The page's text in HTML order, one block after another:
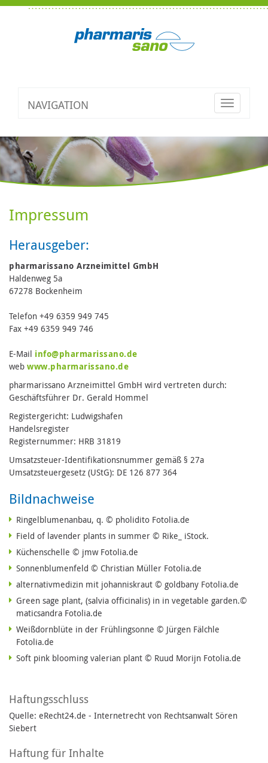
NAVIGATION
Toggle
Impressum
Herausgeber:
pharmarissano Arzneimittel GmbH
Haldenweg 5a
67278 Bockenheim
Telefon +49 6359 949 745
Fax +49 6359 949 746
E-Mail info@pharmarissano.de
web www.pharmarissano.de
pharmarissano Arzneimittel GmbH wird vertreten durch:
Geschäftsführer Dr. Gerald Hommel
Registergericht: Ludwigshafen
Handelsregister
Registernummer: HRB 31819
Umsatzsteuer-Identifikationsnummer gemäß § 27a
Umsatzsteuergesetz (UStG): DE 126 877 364
Bildnachweise
Ringelblumenanbau, q. © pholidito Fotolia.de
Field of lavender plants in summer © Rike_ iStock.
Küchenschelle © jmw Fotolia.de
Sonnenblumenfeld © Christian Müller Fotolia.de
alternativmedizin mit johanniskraut © goldbany Fotolia.de
Green sage plant, (salvia officinalis) in in vegetable garden.©
maticsandra Fotolia.de
Weißdornblüte in der Frühlingsonne © Jürgen Fälchle
Fotolia.de
Soft pink blooming valerian plant © Ruud Morijn Fotolia.de
Haftungsschluss
Quelle: eRecht24.de - Internetrecht von Rechtsanwalt Sören
Siebert
Haftung für Inhalte